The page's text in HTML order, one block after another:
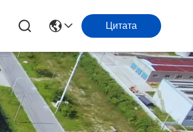
Цитата